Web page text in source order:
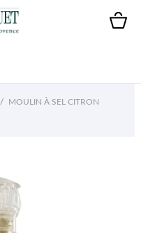
MOULIN À SEL CITRON